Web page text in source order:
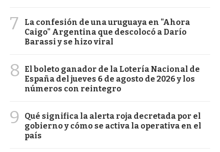
7
La confesión de una uruguaya en "Ahora
Caigo" Argentina que descolocó a Darío
Barassi y se hizo viral
8
El boleto ganador de la Lotería Nacional de
España del jueves 6 de agosto de 2026 y los
números con reintegro
9
Qué significa la alerta roja decretada por el
gobierno y cómo se activa la operativa en el
país